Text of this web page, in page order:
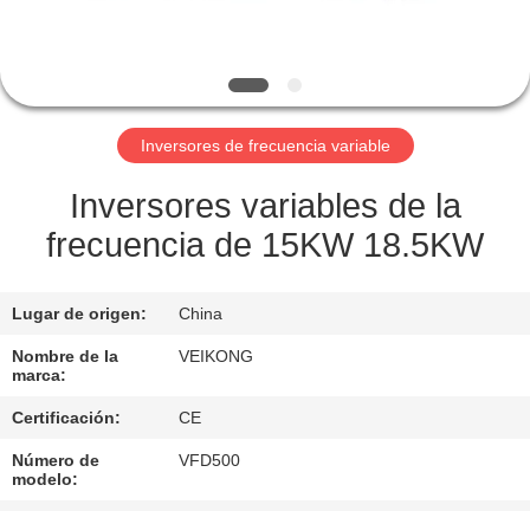
CONTROL
CALIDAD
SOLICITAR
UNA
COTIZACIÓN
Inversores de frecuencia variable
Inversores variables de la
frecuencia de 15KW 18.5KW
Lugar de origen: China
Nombre de la
marca:
VEIKONG
Certificación: CE
Número de
modelo:
VFD500